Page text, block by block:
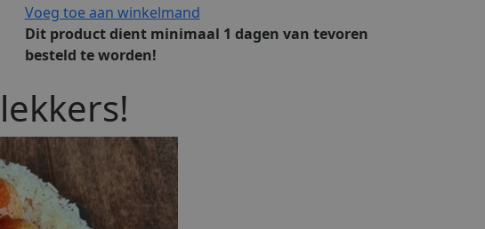
Voeg toe aan winkelmand
Dit product dient minimaal 1 dagen van tevoren
besteld te worden!